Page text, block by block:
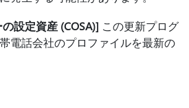
設定資産 (COSA)] この更新プログ
電話会社のプロファイルを最新の